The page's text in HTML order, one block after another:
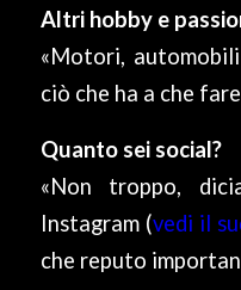
Altri hobby e
«Motori,
ciò che ha a che
Quanto sei social?
«Non troppo,
Instagram (vedi il
che reputo